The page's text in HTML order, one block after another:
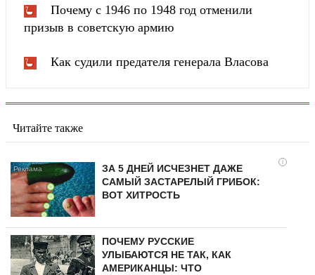
Почему с 1946 по 1948 год отменили
призыв в советскую армию
Как судили предателя генерала Власова
Читайте также
i
ЗА 5 ДНЕЙ ИСЧЕЗНЕТ ДАЖЕ
САМЫЙ ЗАСТАРЕЛЫЙ ГРИБОК:
ВОТ ХИТРОСТЬ
ПОЧЕМУ РУССКИЕ
УЛЫБАЮТСЯ НЕ ТАК, КАК
АМЕРИКАНЦЫ: ЧТО